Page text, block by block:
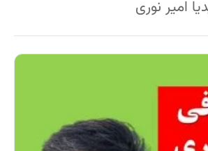
امیر نوری